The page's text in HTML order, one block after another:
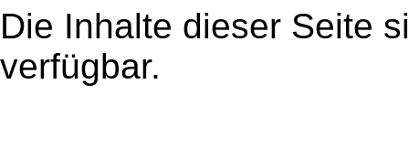
Die Inhalte dieser Seite
verfügbar.